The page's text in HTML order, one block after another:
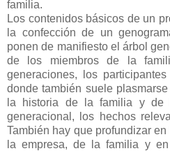
familia.
Los contenidos básicos de un
la confección de un
ponen de manifiesto el árbol
de los miembros de la
generaciones, los
donde también suele
la historia de la familia y de
generacional, los hechos
También hay que profundizar
la empresa, de la familia y